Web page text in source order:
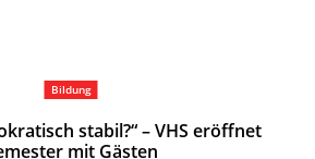
Bildung
stabil?“ – VHS eröffnet
mit Gästen